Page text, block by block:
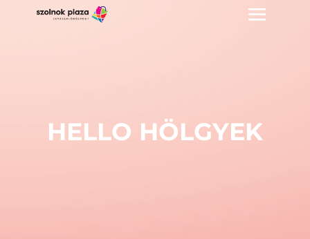
HELLO HÖLGYEK